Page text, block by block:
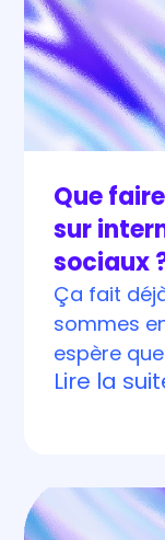
Que
sur
sociaux
Ça fait
sommes
espère
Lire la